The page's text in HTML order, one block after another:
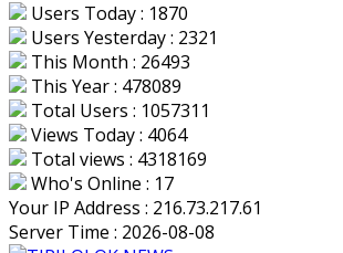
Users Today : 1870
Users Yesterday : 2321
This Month : 26493
This Year : 478089
Total Users : 1057311
Views Today : 4064
Total views : 4318169
Who's Online : 17
Your IP Address : 216.73.217.61
Server Time : 2026-08-08